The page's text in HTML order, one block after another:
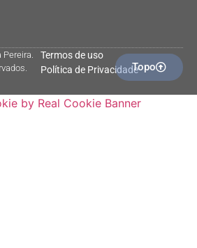
Termos de uso
Política de PrivacidadeTopo
by Real Cookie Banner